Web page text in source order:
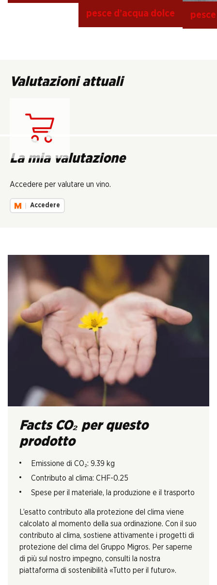
pesce d’acqua dolce
Valutazioni attuali
La mia valutazione
Accedere per valutare un vino.
Accedere
Facts CO₂ per questo
prodotto
Emissione di CO₂: 9.39 kg
Contributo al clima: CHF-0.25
Spese per il materiale, la produzione e il trasporto
L’esatto contributo alla protezione del clima viene
calcolato al momento della sua ordinazione. Con il suo
contributo al clima, sostiene attivamente i progetti di
protezione del clima del Gruppo Migros. Per saperne
di più sul nostro impegno, consulti la nostra
piattaforma di sostenibilità «Tutto per il futuro».